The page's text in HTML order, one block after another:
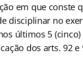
em que conste
disciplinar no
últimos 5 (cinco)
dos arts. 92 e